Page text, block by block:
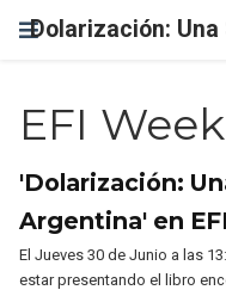
Dolarización:
EFI Week
'Dolarización:
Argentina' en
El Jueves 30 de Junio a las
estar presentando el libro